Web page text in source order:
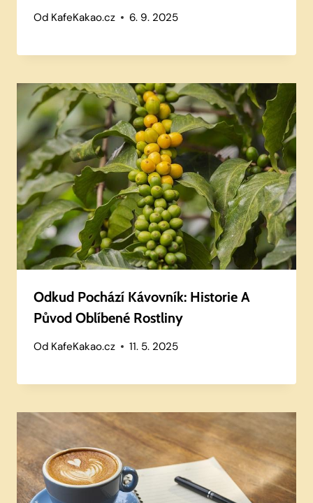
Od KafeKakao.cz 6. 9. 2025
Odkud Pochází Kávovník: Historie A
Původ Oblíbené Rostliny
Od KafeKakao.cz 11. 5. 2025